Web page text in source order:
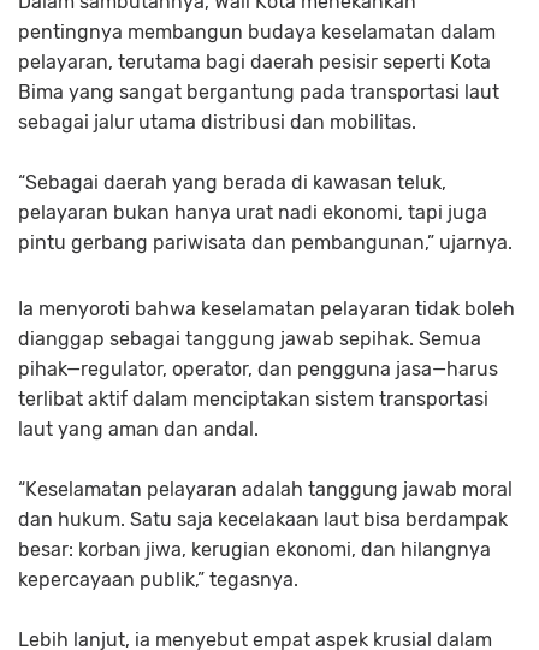
pentingnya membangun budaya keselamatan dalam
pelayaran, terutama bagi daerah pesisir seperti Kota
Bima yang sangat bergantung pada transportasi laut
sebagai jalur utama distribusi dan mobilitas.
“Sebagai daerah yang berada di kawasan teluk,
pelayaran bukan hanya urat nadi ekonomi, tapi juga
pintu gerbang pariwisata dan pembangunan,” ujarnya.
Ia menyoroti bahwa keselamatan pelayaran tidak boleh
dianggap sebagai tanggung jawab sepihak. Semua
pihak—regulator, operator, dan pengguna jasa—harus
terlibat aktif dalam menciptakan sistem transportasi
laut yang aman dan andal.
“Keselamatan pelayaran adalah tanggung jawab moral
dan hukum. Satu saja kecelakaan laut bisa berdampak
besar: korban jiwa, kerugian ekonomi, dan hilangnya
kepercayaan publik,” tegasnya.
Lebih lanjut, ia menyebut empat aspek krusial dalam